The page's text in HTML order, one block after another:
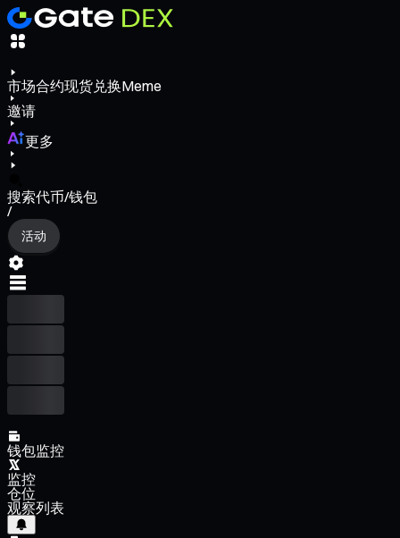
市场合约现货兑换Meme
邀请
更多
搜索代币/钱包
/
活动
钱包监控
监控
仓位
观察列表